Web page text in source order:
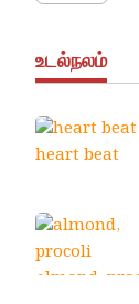
உடல்நலம்
heart beat
almond,